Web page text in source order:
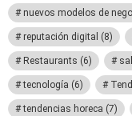
nuevos modelos de
reputación digital (8)
Restaurants (6)
tecnología (6)
tendencias horeca (7)